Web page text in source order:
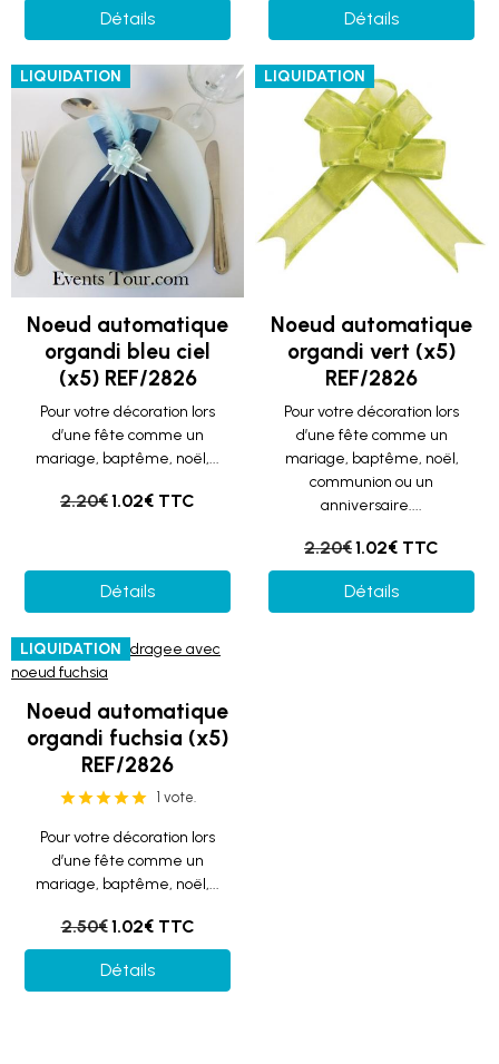
Détails Détails
LIQUIDATION
Noeud automatique
organdi bleu ciel
(x5) REF/2826
Pour votre décoration lors
d’une fête comme un
mariage, baptême, noël,...
2.20€1.02€ TTC
Détails
LIQUIDATION
Noeud automatique
organdi vert (x5)
REF/2826
Pour votre décoration lors
d’une fête comme un
mariage, baptême, noël,
communion ou un
anniversaire....
2.20€1.02€ TTC
Détails
LIQUIDATION
Noeud automatique
organdi fuchsia (x5)
REF/2826
1 vote.
Pour votre décoration lors
d’une fête comme un
mariage, baptême, noël,...
2.50€1.02€ TTC
Détails